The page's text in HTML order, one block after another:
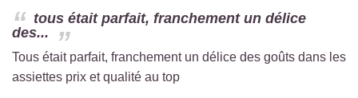
tous était parfait, franchement un délice
des...
Tous était parfait, franchement un délice des goûts dans les
assiettes prix et qualité au top